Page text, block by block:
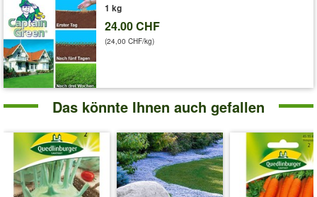
1 kg
24.00 CHF
(24,00 CHF/kg)
Das könnte Ihnen auch gefallen